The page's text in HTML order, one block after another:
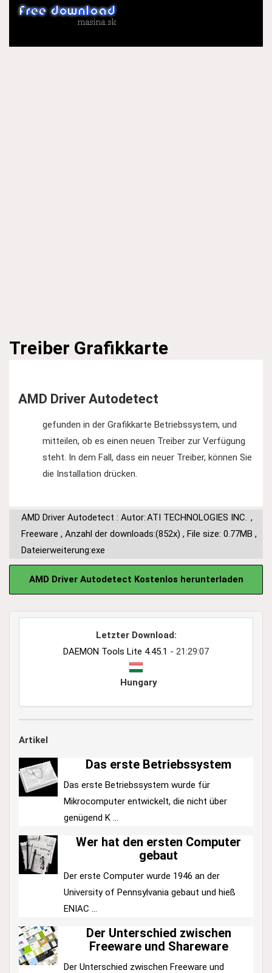
Treiber Grafikkarte
AMD Driver Autodetect
gefunden in der Grafikkarte Betriebssystem, und
mitteilen, ob es einen neuen Treiber zur Verfügung
steht. In dem Fall, dass ein neuer Treiber, können Sie
die Installation drücken.
AMD Driver Autodetect : Autor:ATI TECHNOLOGIES INC. ,
Freeware , Anzahl der downloads:(852x) , File size: 0.77MB ,
Dateierweiterung:exe
AMD Driver Autodetect Kostenlos herunterladen
Letzter Download:
DAEMON Tools Lite 4.45.1 - 21:29:07
Hungary
Artikel
Das erste Betriebssystem
Das erste Betriebssystem wurde für
Mikrocomputer entwickelt, die nicht über
genügend K ...
Wer hat den ersten Computer
gebaut
Der erste Computer wurde 1946 an der
University of Pennsylvania gebaut und hieß
ENIAC ...
Der Unterschied zwischen
Freeware und Shareware
Der Unterschied zwischen Freeware und